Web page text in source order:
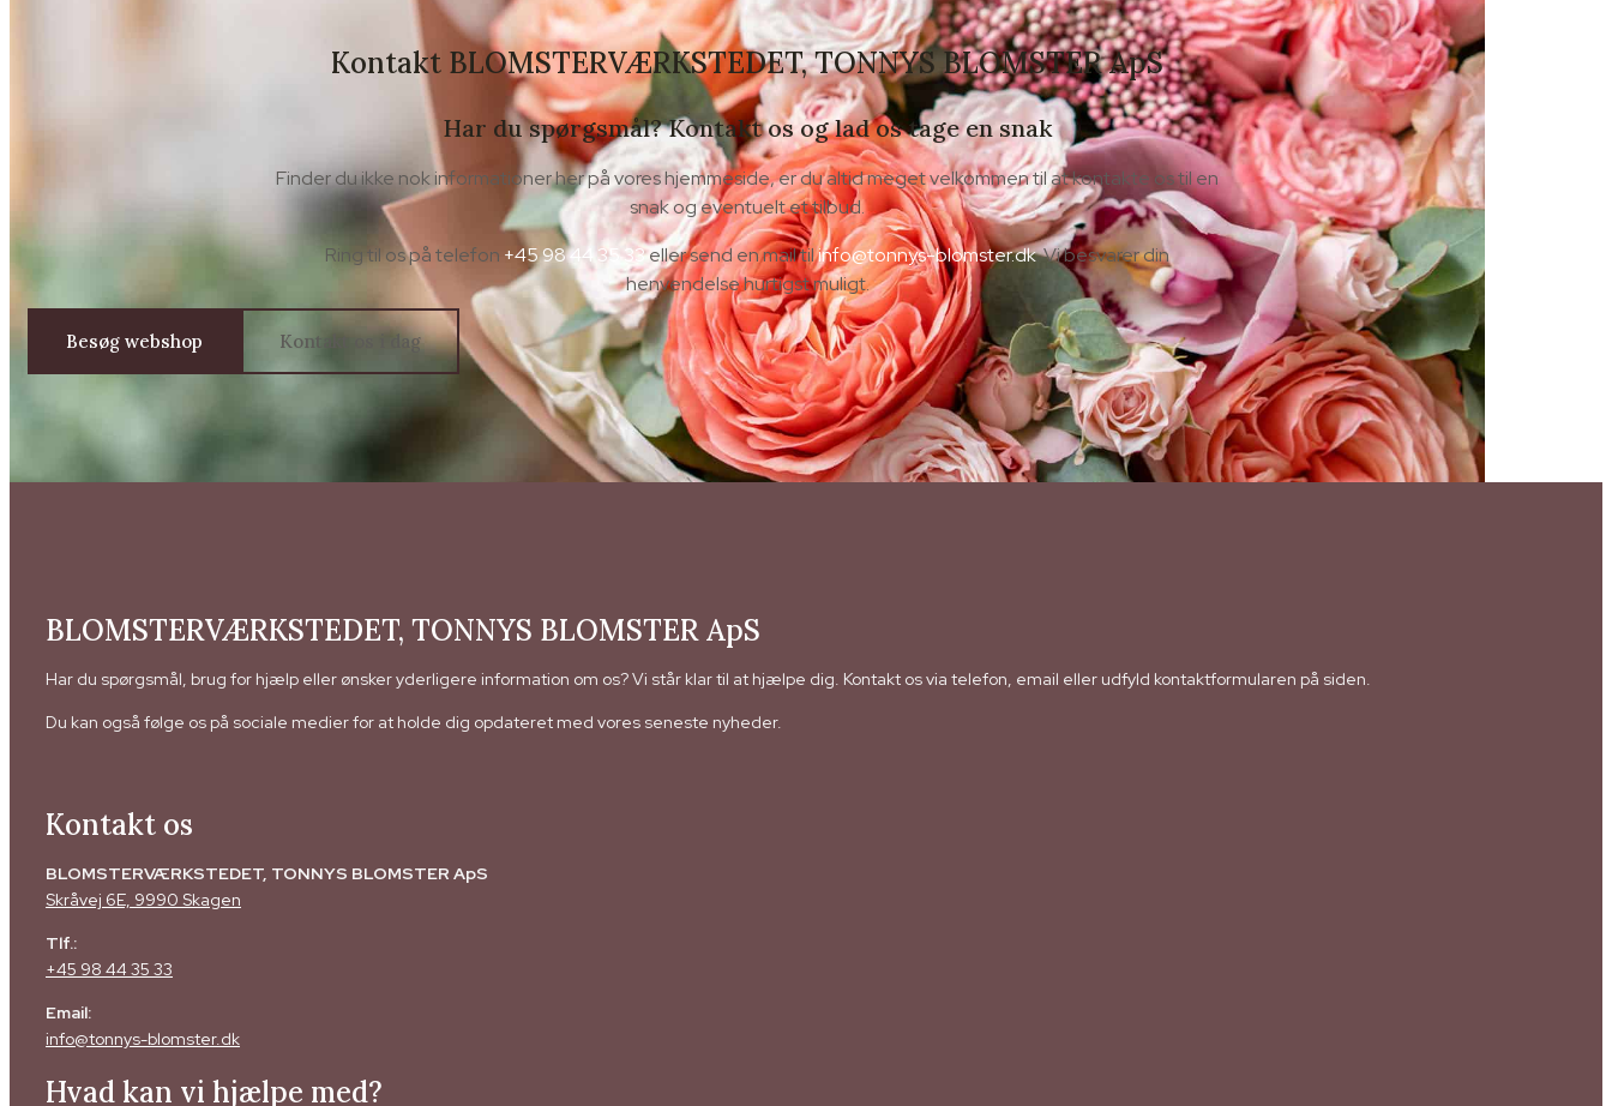
Kontakt BLOMSTERVÆRKSTEDET, TONNYS BLOMSTER ApS
Har du spørgsmål? Kontakt os og lad os tage en snak
Finder du ikke nok informationer her på vores hjemmeside, er du altid meget velkommen til at kontakte os til en
snak og eventuelt et tilbud.
Ring til os på telefon +45 98 44 35 33eller send en mail tilinfo@tonnys-blomster.dk. Vi besvarer din
henvendelse hurtigst muligt.
Besøg webshop Kontakt os i dag
BLOMSTERVÆRKSTEDET, TONNYS BLOMSTER ApS
Har du spørgsmål, brug for hjælp eller ønsker yderligere information om os? Vi står klar til at hjælpe dig. Kontakt os via telefon, email eller udfyld kontaktformularen på siden.
Du kan også følge os på sociale medier for at holde dig opdateret med vores seneste nyheder.
Kontakt os
BLOMSTERVÆRKSTEDET, TONNYS BLOMSTER ApS
Skråvej 6E, 9990 Skagen
Tlf.:
+45 98 44 35 33
Email:
info@tonnys-blomster.dk
Hvad kan vi hjælpe med?